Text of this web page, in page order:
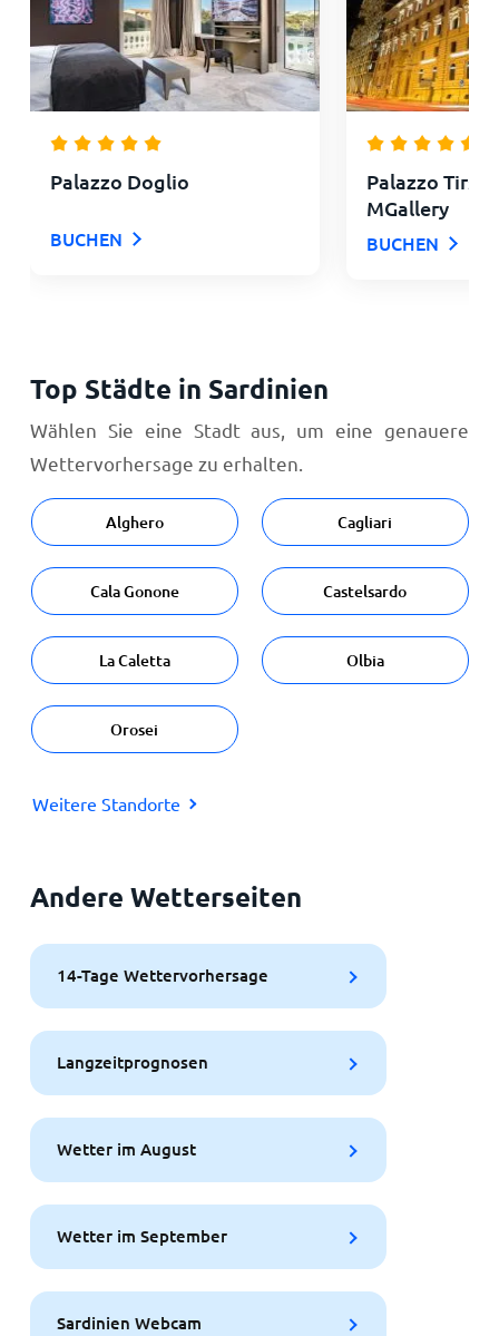
Palazzo Doglio
BUCHEN
Palazzo Tirso
MGallery
BUCHEN
Top Städte in Sardinien
Wählen Sie eine Stadt aus, um eine genauere
Wettervorhersage zu erhalten.
Alghero Cagliari
Cala Gonone Castelsardo
La Caletta Olbia
Orosei
Weitere Standorte
Andere Wetterseiten
14-Tage Wettervorhersage
Langzeitprognosen
Wetter im August
Wetter im September
Sardinien Webcam